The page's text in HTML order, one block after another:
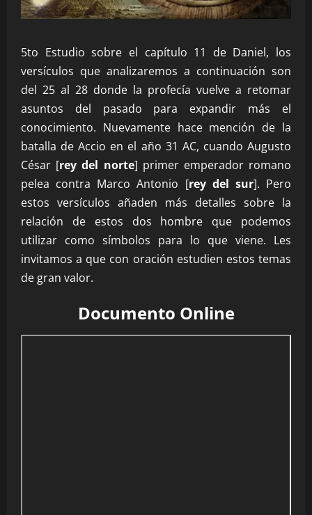
5to Estudio sobre el capítulo 11 de Daniel, los
versículos que analizaremos a continuación son
del 25 al 28 donde la profecía vuelve a retomar
asuntos del pasado para expandir más el
conocimiento. Nuevamente hace mención de la
batalla de Accio en el año 31 AC, cuando Augusto
César [rey del norte] primer emperador romano
pelea contra Marco Antonio [rey del sur]. Pero
estos versículos añaden más detalles sobre la
relación de estos dos hombre que podemos
utilizar como símbolos para lo que viene. Les
invitamos a que con oración estudien estos temas
de gran valor.
Documento Online